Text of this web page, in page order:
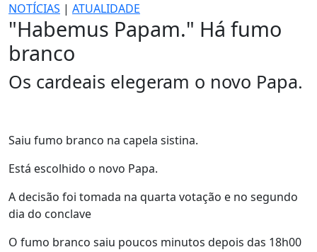
NOTÍCIAS | ATUALIDADE
"Habemus Papam." Há fumo
branco
Os cardeais elegeram o novo Papa.
Saiu fumo branco na capela sistina.
Está escolhido o novo Papa.
A decisão foi tomada na quarta votação e no segundo
dia do conclave
O fumo branco saiu poucos minutos depois das 18h00